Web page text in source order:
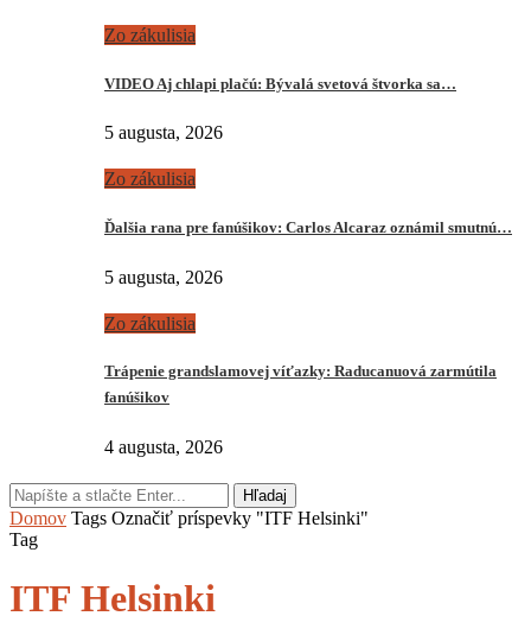
Zo zákulisia
VIDEO Aj chlapi plačú: Bývalá svetová štvorka sa…
5 augusta, 2026
Zo zákulisia
Ďalšia rana pre fanúšikov: Carlos Alcaraz oznámil smutnú…
5 augusta, 2026
Zo zákulisia
Trápenie grandslamovej víťazky: Raducanuová zarmútila
fanúšikov
4 augusta, 2026
Hľadaj
Domov Tags Označiť príspevky "ITF Helsinki"
Tag
ITF Helsinki